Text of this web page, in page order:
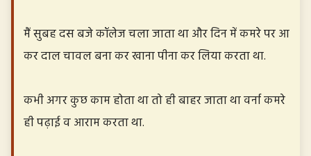
मैं सुबह दस बजे कॉलेज चला जाता था और दिन में कमरे पर आ
कर दाल चावल बना कर खाना पीना कर लिया करता था.
कभी अगर कुछ काम होता था तो ही बाहर जाता था वर्ना कमरे
ही पढ़ाई व आराम करता था.